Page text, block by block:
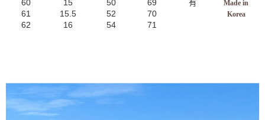
60
61
62
15
15.5
16
50
52
54
69
70
71
有
Made in
Korea